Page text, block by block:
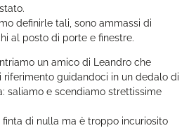
definirle tali, sono ammassi di
al posto di porte e finestre.
un amico di Leandro che
guidandoci in un dedalo di
saliamo e scendiamo strettissime
di nulla ma è troppo incuriosito